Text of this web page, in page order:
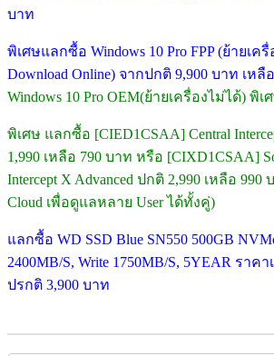
บาท
พิเศษแลกซื้อ Windows 10 Pro FPP (ย้ายเค
Download Online) จากปกติ 9,900 บาท เหลื
Windows 10 Pro OEM(ย้ายเครื่องไม่ได้) พิเ
พิเศษ แลกซื้อ [CIED1CSAA] Central
1,990 เหลือ 790 บาท หรือ [CIXD1CSAA]
Intercept X Advanced ปกติ 2,990 เหลือ
Cloud เพื่อดูแลหลาย User ได้ทั้งคู่)
แลกซื้อ WD SSD Blue SN550 500GB
2400MB/S, Write 1750MB/S, 5YEAR ราค
ปรกติ 3,900 บาท